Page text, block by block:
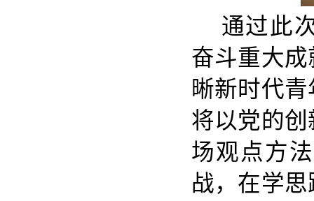
通过此
奋斗重大
晰新时代
将以党的
场观点方
战，在学